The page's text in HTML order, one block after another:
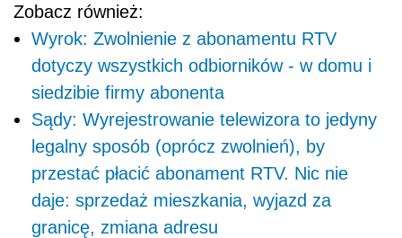
Zobacz również:
Wyrok: Zwolnienie z abonamentu RTV
dotyczy wszystkich odbiorników - w domu i
siedzibie firmy abonenta
Sądy: Wyrejestrowanie telewizora to jedyny
legalny sposób (oprócz zwolnień), by
przestać płacić abonament RTV. Nic nie
daje: sprzedaż mieszkania, wyjazd za
granicę, zmiana adresu